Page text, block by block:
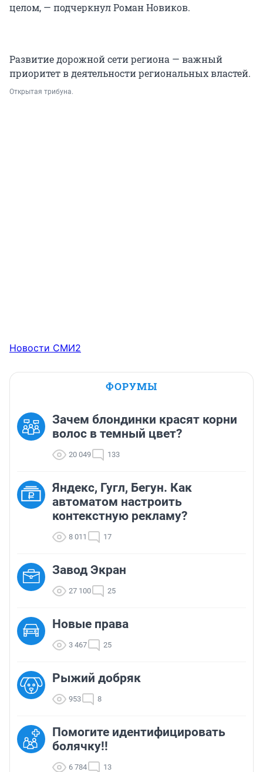
целом, — подчеркнул Роман Новиков.
Развитие дорожной сети региона — важный
приоритет в деятельности региональных властей.
Открытая трибуна.
Новости СМИ2
ФОРУМЫ
Зачем блондинки красят корни
волос в темный цвет?
20 049 133
Яндекс, Гугл, Бегун. Как
автоматом настроить
контекстную рекламу?
8 011 17
Завод Экран
27 100 25
Новые права
3 467 25
Рыжий добряк
953 8
Помогите идентифицировать
болячку!!
6 784 13